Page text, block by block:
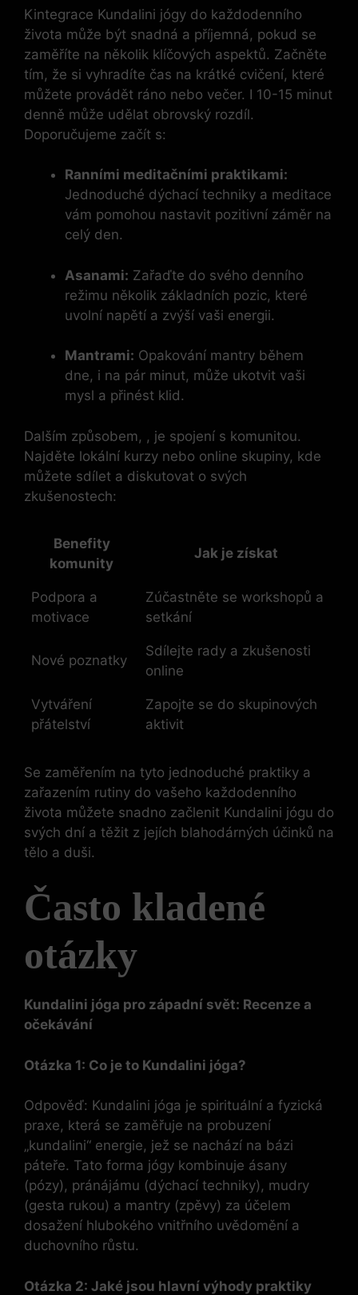
Kintegrace Kundalini jógy do každodenního
života může být snadná a příjemná, pokud se
zaměříte na několik klíčových aspektů. Začněte
tím, že si vyhradíte čas na krátké cvičení, které
můžete provádět ráno nebo večer. I 10-15 minut
denně může udělat obrovský rozdíl.
Doporučujeme začít s:
Ranními meditačními praktikami:
Jednoduché dýchací techniky a meditace
vám pomohou nastavit pozitivní záměr na
celý den.
Asanami: Zařaďte do svého denního
režimu několik základních pozic, které
uvolní napětí a zvýší vaši energii.
Mantrami: Opakování mantry během
dne, i na pár minut, může ukotvit vaši
mysl a přinést klid.
Dalším způsobem, , je spojení s komunitou.
Najděte lokální kurzy nebo online skupiny, kde
můžete sdílet a diskutovat o svých
zkušenostech:
Benefity
komunity
Jak je získat
Podpora a
motivace
Zúčastněte se workshopů a
setkání
Nové poznatky
Sdílejte rady a zkušenosti
online
Vytváření
přátelství
Zapojte se do skupinových
aktivit
Se zaměřením na tyto jednoduché praktiky a
zařazením rutiny do vašeho každodenního
života můžete snadno začlenit Kundalini jógu do
svých dní a těžit z jejích blahodárných účinků na
tělo a duši.
Často kladené
otázky
Kundalini jóga pro západní svět: Recenze a
očekávání
Otázka 1: Co je to Kundalini jóga?
Odpověď: Kundalini jóga je spirituální a fyzická
praxe, která se zaměřuje na probuzení
„kundalini“ energie, jež se nachází na bázi
páteře. Tato forma jógy kombinuje ásany
(pózy), pránájámu (dýchací techniky), mudry
(gesta rukou) a mantry (zpěvy) za účelem
dosažení hlubokého vnitřního uvědomění a
duchovního růstu.
Otázka 2: Jaké jsou hlavní výhody praktiky